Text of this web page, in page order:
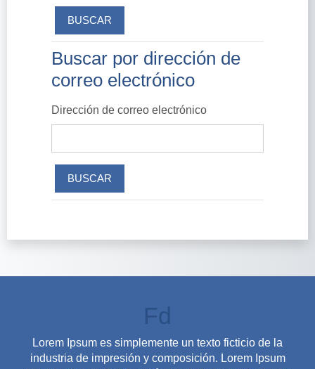
Buscar por dirección de correo electrónico
Buscar por dirección de
correo electrónico
Dirección de correo electrónico
Fd
Lorem Ipsum es simplemente un texto ficticio de la
industria de impresión y composición. Lorem Ipsum